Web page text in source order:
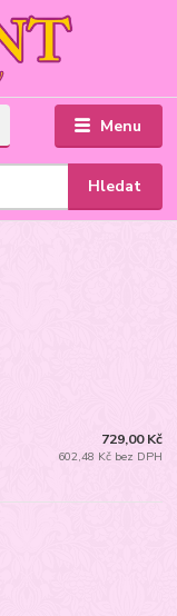
Menu
Hledat
729,00 Kč
602,48 Kč bez DPH